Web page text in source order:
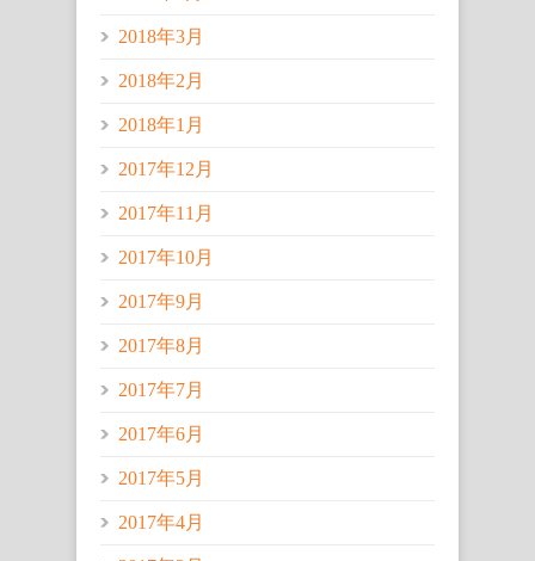
2018年3月
2018年2月
2018年1月
2017年12月
2017年11月
2017年10月
2017年9月
2017年8月
2017年7月
2017年6月
2017年5月
2017年4月